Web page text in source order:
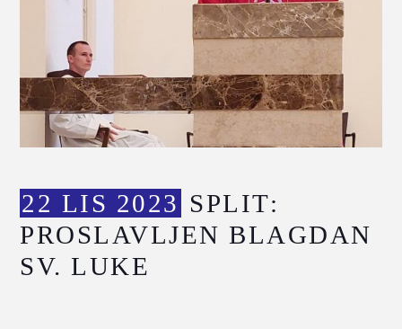
22 LIS 2023 SPLIT:
PROSLAVLJEN BLAGDAN
SV. LUKE